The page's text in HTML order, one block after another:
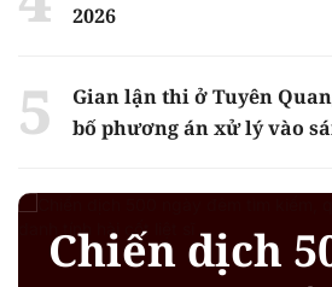
2026
Gian lận thi ở Tuyên
bố phương án xử lý vào
Chiến dịch